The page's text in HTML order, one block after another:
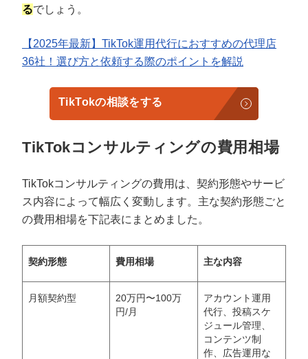
るでしょう。
【2025年最新】TikTok運用代行におすすめの代理店
36社！選び方と依頼する際のポイントを解説
TikTokの相談をする
TikTokコンサルティングの費用相場
TikTokコンサルティングの費用は、契約形態やサービ
ス内容によって幅広く変動します。主な契約形態ごと
の費用相場を下記表にまとめました。
契約形態 費用相場 主な内容
月額契約型
20万円〜100万
円/月
アカウント運用
代行、投稿スケ
ジュール管理、
コンテンツ制
作、広告運用な